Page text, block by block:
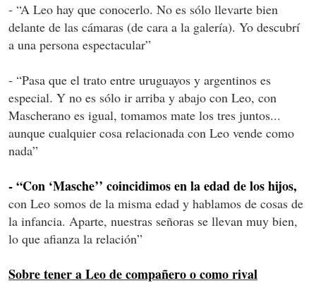
- “A Leo hay que conocerlo. No es sólo llevarte bien
delante de las cámaras (de cara a la galería). Yo descubrí
a una persona espectacular”
- “Pasa que el trato entre uruguayos y argentinos es
especial. Y no es sólo ir arriba y abajo con Leo, con
Mascherano es igual, tomamos mate los tres juntos...
aunque cualquier cosa relacionada con Leo vende como
nada”
- “Con ‘Masche’’ coincidimos en la edad de los hijos,
con Leo somos de la misma edad y hablamos de cosas de
la infancia. Aparte, nuestras señoras se llevan muy bien,
lo que afianza la relación”
Sobre tener a Leo de compañero o como rival